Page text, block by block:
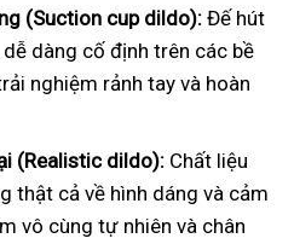
(Suction cup dildo): Đế hút
dàng cố định trên các bề
nghiệm rảnh tay và hoàn
(Realistic dildo): Chất liệu
thật cả về hình dáng và cảm
vô cùng tự nhiên và chân